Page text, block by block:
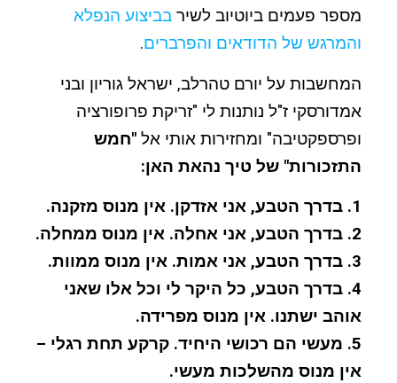
מספר פעמים ביוטיוב לשיר בביצוע הנפלא
והמרגש של הדודאים והפרברים.
המחשבות על יורם טהרלב, ישראל גוריון ובני
אמדורסקי ז"ל נותנות לי "זריקת פרופורציה
ופרספקטיבה" ומחזירות אותי אל "חמש
התזכורות" של טיך נהאת האן:
1. בדרך הטבע, אני אזדקן. אין מנוס מזקנה.
2. בדרך הטבע, אני אחלה. אין מנוס ממחלה.
3. בדרך הטבע, אני אמות. אין מנוס ממוות.
4. בדרך הטבע, כל היקר לי וכל אלו שאני
אוהב ישתנו. אין מנוס מפרידה.
5. מעשי הם רכושי היחיד. קרקע תחת רגלי –
אין מנוס מהשלכות מעשי.